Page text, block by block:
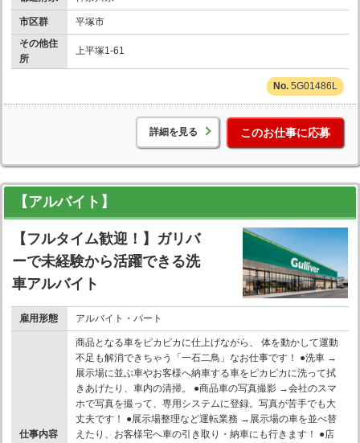
市区群
平塚市
その他住
所
上平塚1-61
5G01486L
詳細を見る このお仕事に応募
【アルバイト】
【フルタイム歓迎！】ガリバ
ーで未経験から活躍できる洗
車アルバイト
雇用形態 アルバイト・パート
仕事内容
商品となる車をピカピカに仕上げながら、 体を動かして運動
不足も解消できちゃう「一石二鳥」なお仕事です！ ●洗車 →
展示場に並ぶ車やお客様へ納車する車をピカピカに洗って拭
きあげたり、車内の清掃。 ●商品車の写真撮影 →会社のスマ
ホで写真を撮って、専用システムに登録。写真が苦手でも大
丈夫です！ ●展示場整理など運転業務 →展示場の車を並べ替
えたり、お客様宅へ車の引き取り・納車にも行きます！ ●店